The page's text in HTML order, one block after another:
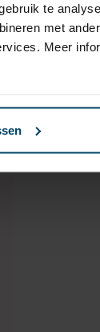
te
met
Meer
Van
035-625